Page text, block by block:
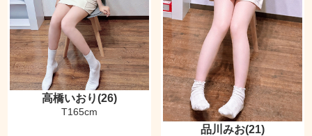
高橋いおり(26)
T165cm
品川みお(21)